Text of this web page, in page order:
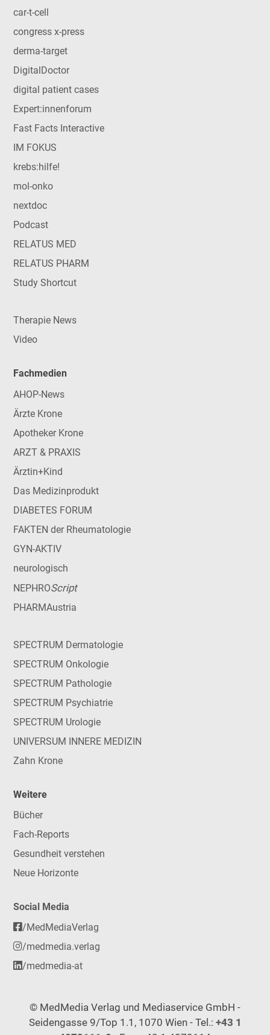
car-t-cell
congress x-press
derma-target
DigitalDoctor
digital patient cases
Expert:innenforum
Fast Facts Interactive
IM FOKUS
krebs:hilfe!
mol-onko
nextdoc
Podcast
RELATUS MED
RELATUS PHARM
Study Shortcut
Therapie News
Video
Fachmedien
AHOP-News
Ärzte Krone
Apotheker Krone
ARZT & PRAXIS
Ärztin+Kind
Das Medizinprodukt
DIABETES FORUM
FAKTEN der Rheumatologie
GYN-AKTIV
neurologisch
NEPHROScript
PHARMAustria
SPECTRUM Dermatologie
SPECTRUM Onkologie
SPECTRUM Pathologie
SPECTRUM Psychiatrie
SPECTRUM Urologie
UNIVERSUM INNERE MEDIZIN
Zahn Krone
Weitere
Bücher
Fach-Reports
Gesundheit verstehen
Neue Horizonte
Social Media
/MedMediaVerlag
/medmedia.verlag
/medmedia-at
© MedMedia Verlag und Mediaservice GmbH -
Seidengasse 9/Top 1.1, 1070 Wien - Tel.: +43 1